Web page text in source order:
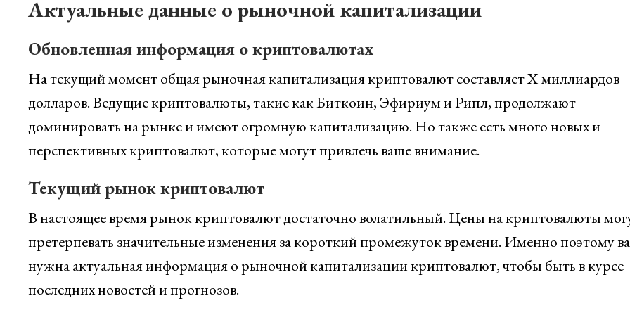
Актуальные данные о рыночной капитализации
Обновленная информация о криптовалютах
На текущий момент общая рыночная капитализация криптовалют составляет X миллиардов
долларов. Ведущие криптовалюты, такие как Биткоин, Эфириум и Рипл, продолжают
доминировать на рынке и имеют огромную капитализацию. Но также есть много новых и
перспективных криптовалют, которые могут привлечь ваше внимание.
Текущий рынок криптовалют
В настоящее время рынок криптовалют достаточно волатильный. Цены на криптовалюты
претерпевать значительные изменения за короткий промежуток времени. Именно поэтому
нужна актуальная информация о рыночной капитализации криптовалют, чтобы быть в курсе
последних новостей и прогнозов.